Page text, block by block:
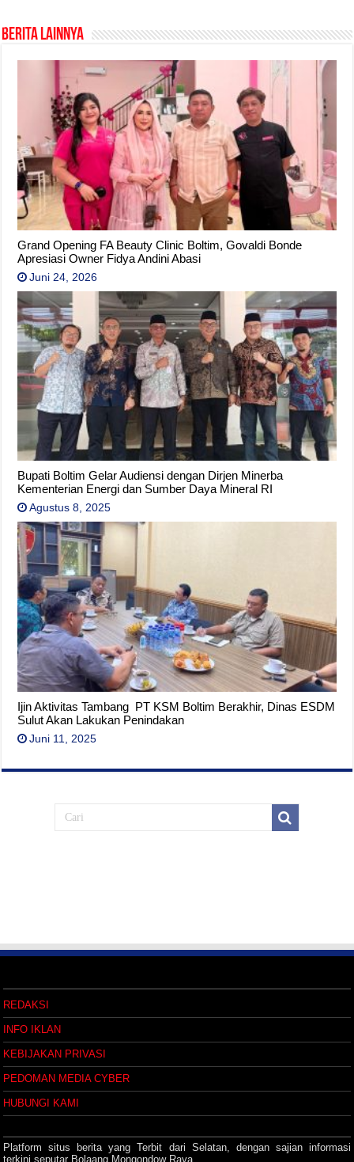
Berita Lainnya
Grand Opening FA Beauty Clinic Boltim, Govaldi Bonde
Apresiasi Owner Fidya Andini Abasi
Juni 24, 2026
Bupati Boltim Gelar Audiensi dengan Dirjen Minerba
Kementerian Energi dan Sumber Daya Mineral RI
Agustus 8, 2025
Ijin Aktivitas Tambang PT KSM Boltim Berakhir, Dinas ESDM
Sulut Akan Lakukan Penindakan
Juni 11, 2025
REDAKSI
INFO IKLAN
KEBIJAKAN PRIVASI
PEDOMAN MEDIA CYBER
HUBUNGI KAMI
Platform situs berita yang Terbit dari Selatan, dengan sajian informasi
terkini seputar Bolaang Mongondow Raya.